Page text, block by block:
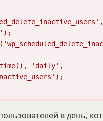
в день,